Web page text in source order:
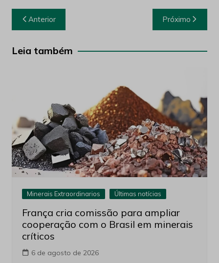
Navegação
de
Post
Anterior Próximo
Leia também
Minerais Extraordinarios Últimas notícias
França cria comissão para ampliar
cooperação com o Brasil em minerais
críticos
6 de agosto de 2026